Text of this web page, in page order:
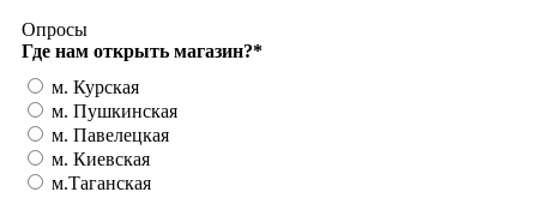
Опросы
Где нам открыть магазин?*
м. Курская
м. Пушкинская
м. Павелецкая
м. Киевская
м.Таганская